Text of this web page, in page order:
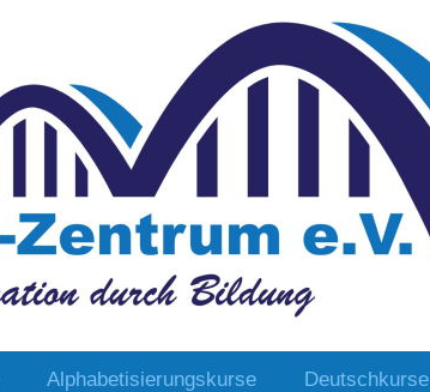
Alphabetisierungskurse Deutschkurse